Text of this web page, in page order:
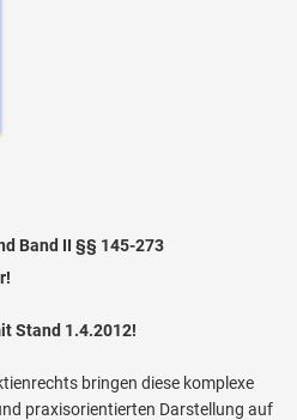
Band II §§ 145-273
Stand 1.4.2012!
bringen diese komplexe
praxisorientierten Darstellung auf